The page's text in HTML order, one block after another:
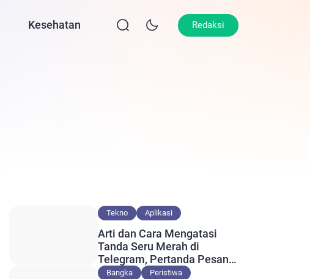
Kesehatan Lifestyle Olahraga
Redaksi
Tekno Aplikasi
Arti dan Cara Mengatasi
Tanda Seru Merah di
Telegram, Pertanda Pesan
Gagal Terkirim?
Bangka Peristiwa